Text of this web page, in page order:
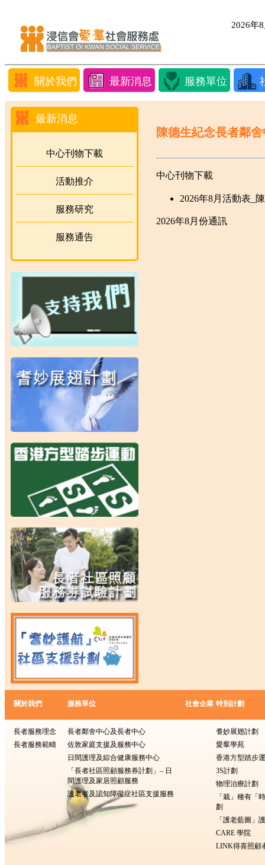
2026年
關於我們 最新消息 服務單位
最新消息
中心刊物下載
活動推介
服務研究
服務通告
陳德生紀念長者鄰
中心刊物下載
2026年8月活動表_
2026年8月份通訊
關於我們
長者服務理念
長者服務範疇
服務單位
長者鄰舍中心及長者中心
佐敦家庭支援及服務中心
日間護理及綜合健康服務中心
「長者社區照顧服務券計劃」– 日
間護理及家居照顧服務
護老者及認知障礙症社區支援服務
社會企業 特別計劃
耆妙展翅計劃
愛羣學苑
香港方型踏步
3S計劃
物理治療計劃
「栽」種有
劃
「護老藍圖」
CARE 學院
LINK得喜照顧